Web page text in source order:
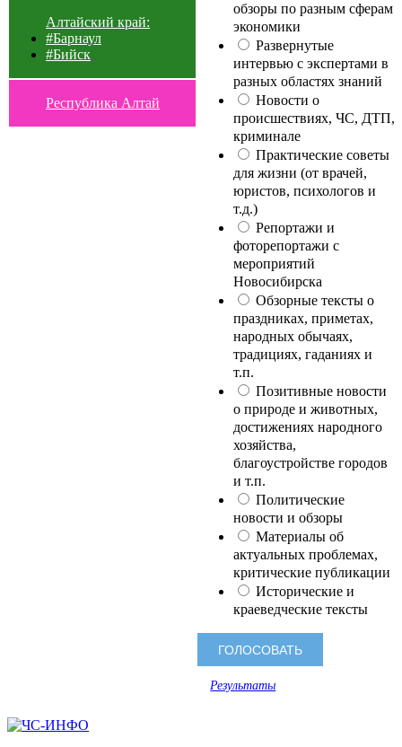
Алтайский край:
#Барнаул
#Бийск
Республика Алтай
обзоры по разным сферам
экономики
Развернутые
интервью с экспертами в
разных областях знаний
Новости о
происшествиях, ЧС, ДТП,
криминале
Практические советы
для жизни (от врачей,
юристов, психологов и
т.д.)
Репортажи и
фоторепортажи с
мероприятий
Новосибирска
Обзорные тексты о
праздниках, приметах,
народных обычаях,
традициях, гаданиях и
т.п.
Позитивные новости
о природе и животных,
достижениях народного
хозяйства,
благоустройстве городов
и т.п.
Политические
новости и обзоры
Материалы об
актуальных проблемах,
критические публикации
Исторические и
краеведческие тексты
Результаты